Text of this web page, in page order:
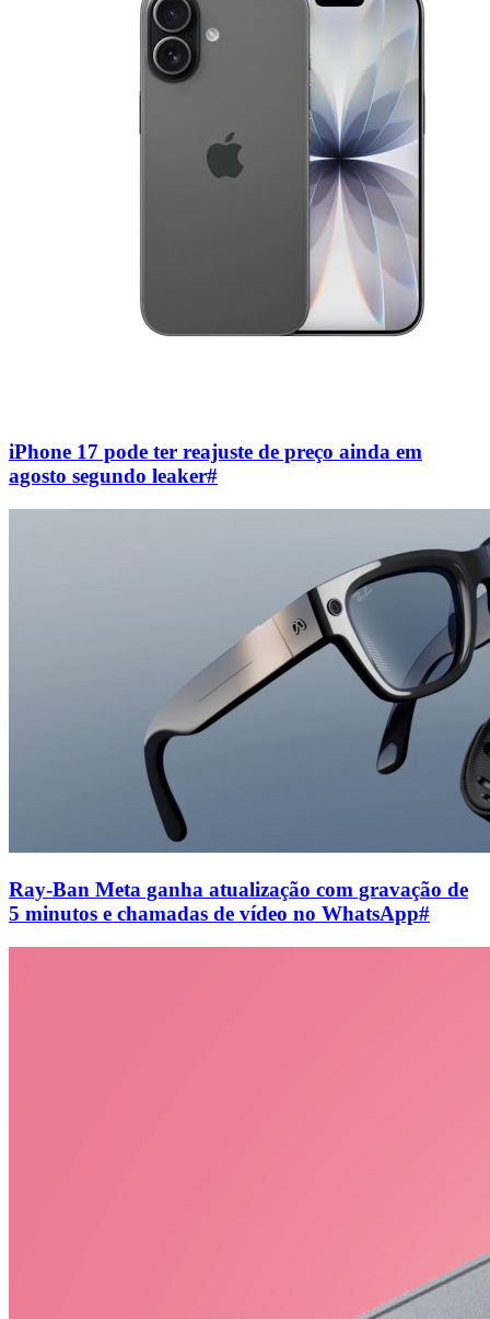
iPhone 17 pode ter reajuste de preço ainda em
agosto segundo leaker#
Ray-Ban Meta ganha atualização com gravação de
5 minutos e chamadas de vídeo no WhatsApp#